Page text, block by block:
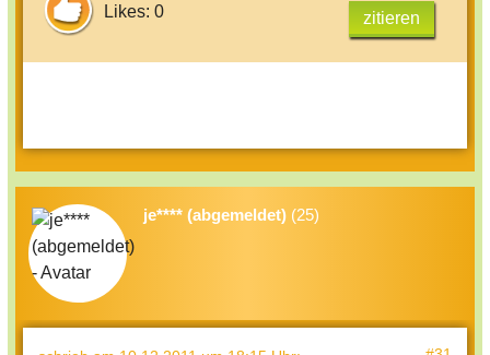
Likes: 0 zitieren
je**** (abgemeldet) (25)